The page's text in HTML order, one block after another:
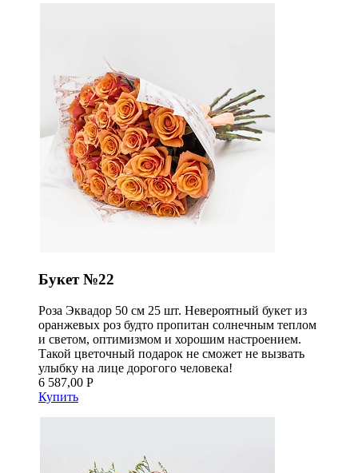
Букет №22
Роза Эквадор 50 см 25 шт. Невероятный букет из
оранжевых роз будто пропитан солнечным теплом
и светом, оптимизмом и хорошим настроением.
Такой цветочный подарок не сможет не вызвать
улыбку на лице дорогого человека!
6 587,00 Р
Купить